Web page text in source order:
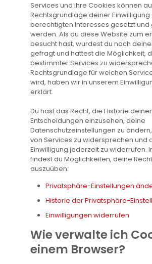
Services und ihre Cookies können
Rechtsgrundlage deiner
berechtigten Interesses gesetzt und
werden. Als du diese Website zum
besucht hast, wurdest du nach
gefragt und hattest die Möglichkeit,
bestimmter Services zu
Rechtsgrundlage für welchen
wird, haben wir in unserem
erklärt.
Du hast das Recht, die Historie deiner
Entscheidungen einzusehen, deine
Datenschutzeinstellungen zu
von Services zu widersprechen und
Einwilligung jederzeit zu widerrufen.
findest du Möglichkeiten, deine
auszuüben:
Privatsphäre-Einstellungen
Historie der Privatsphäre-
Einwilligungen widerrufen
Wie verwalte ich
einem Browser?